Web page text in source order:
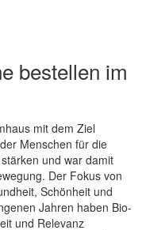
bestellen im
mit dem Ziel
Menschen für die
und war damit
Der Fokus von
Schönheit und
Jahren haben Bio-
und Relevanz